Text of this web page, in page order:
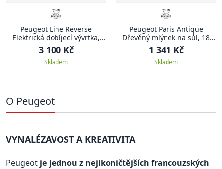
Peugeot Line Reverse
Elektrická dobíjecí vývrtka,
černá, 21 cm
3 100 Kč
Skladem
Peugeot Paris Antique
Dřevěný mlýnek na sůl, 18
cm, přírodní
1 341 Kč
Skladem
O Peugeot
VYNALÉZAVOST A KREATIVITA
Peugeot je jednou z nejikoničtějších francouzských